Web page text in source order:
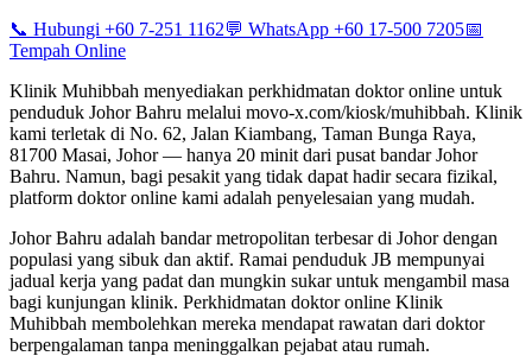
📞 Hubungi +60 7-251 1162💬 WhatsApp +60 17-500 7205📅
Tempah Online
Klinik Muhibbah menyediakan perkhidmatan doktor online untuk
penduduk Johor Bahru melalui movo-x.com/kiosk/muhibbah. Klinik
kami terletak di No. 62, Jalan Kiambang, Taman Bunga Raya,
81700 Masai, Johor — hanya 20 minit dari pusat bandar Johor
Bahru. Namun, bagi pesakit yang tidak dapat hadir secara fizikal,
platform doktor online kami adalah penyelesaian yang mudah.
Johor Bahru adalah bandar metropolitan terbesar di Johor dengan
populasi yang sibuk dan aktif. Ramai penduduk JB mempunyai
jadual kerja yang padat dan mungkin sukar untuk mengambil masa
bagi kunjungan klinik. Perkhidmatan doktor online Klinik
Muhibbah membolehkan mereka mendapat rawatan dari doktor
berpengalaman tanpa meninggalkan pejabat atau rumah.